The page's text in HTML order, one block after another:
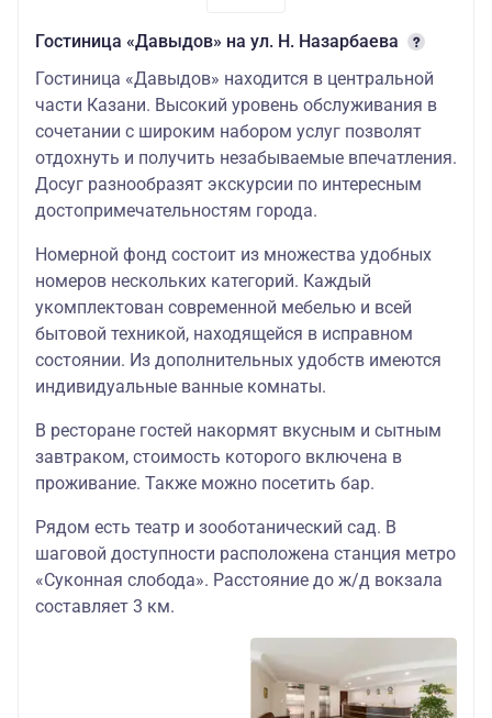
Гостиница «Давыдов» на ул. Н. Назарбаева
Гостиница «Давыдов» находится в центральной
части Казани. Высокий уровень обслуживания в
сочетании с широким набором услуг позволят
отдохнуть и получить незабываемые впечатления.
Досуг разнообразят экскурсии по интересным
достопримечательностям города.
Номерной фонд состоит из множества удобных
номеров нескольких категорий. Каждый
укомплектован современной мебелью и всей
бытовой техникой, находящейся в исправном
состоянии. Из дополнительных удобств имеются
индивидуальные ванные комнаты.
В ресторане гостей накормят вкусным и сытным
завтраком, стоимость которого включена в
проживание. Также можно посетить бар.
Рядом есть театр и зооботанический сад. В
шаговой доступности расположена станция метро
«Суконная слобода». Расстояние до ж/д вокзала
составляет 3 км.